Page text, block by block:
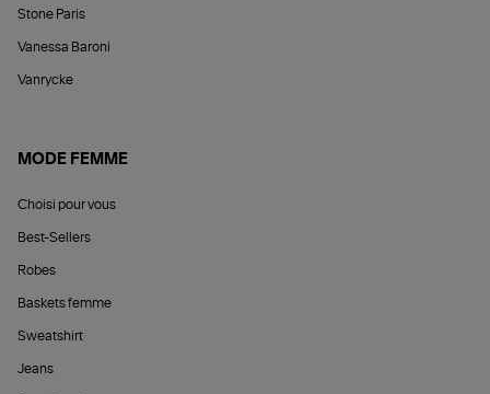
Stone Paris
Vanessa Baroni
Vanrycke
MODE FEMME
Choisi pour vous
Best-Sellers
Robes
Baskets femme
Sweatshirt
Jeans